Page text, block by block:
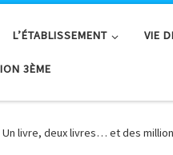
L’ÉTABLISSEMENT VIE
3ÈME
Un livre, deux livres… et des